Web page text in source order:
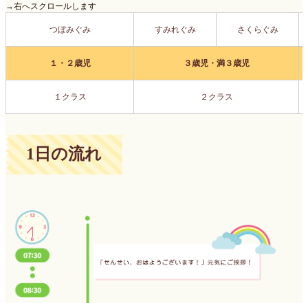
→右へスクロールします
つぼみぐみ すみれぐみ さくらぐみ
１・２歳児 ３歳児・満３歳児
１クラス ２クラス
1日の流れ